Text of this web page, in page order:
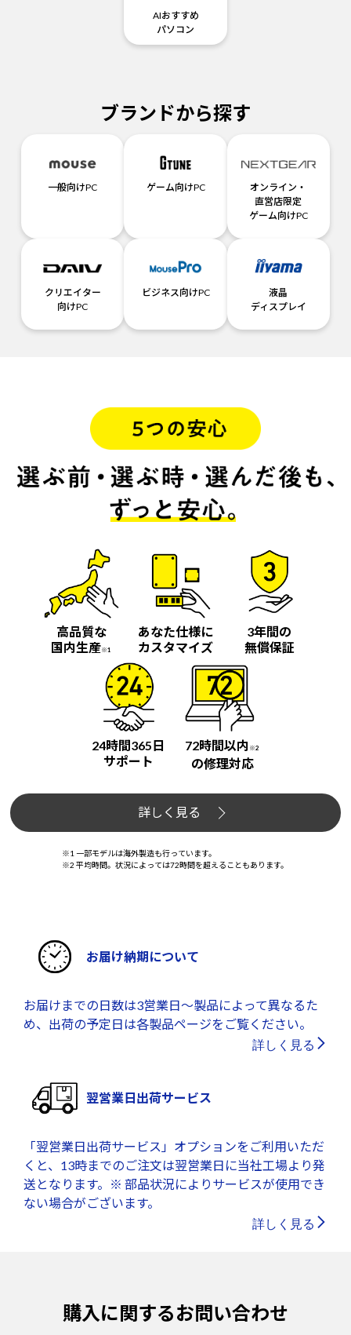
AIおすすめ
パソコン
ブランドから探す
一般向けPC ゲーム向けPC
オンライン・
直営店限定
ゲーム向けPC
クリエイター
向けPC
ビジネス向けPC
液晶
ディスプレイ
高品質な
国内生産※1
あなた仕様に
カスタマイズ
3年間の
無償保証
24時間365日
サポート
72時間以内 ※2
の修理対応
詳しく見る
※1 一部モデルは海外製造も行っています。
※2 平均時間。状況によっては72時間を超えることもあります。
お届け納期について
お届けまでの日数は3営業日～製品によって異なるた
め、出荷の予定日は各製品ページをご覧ください。
詳しく見る
翌営業日出荷サービス
「翌営業日出荷サービス」オプションをご利用いただ
くと、13時までのご注文は翌営業日に当社工場より発
送となります。※ 部品状況によりサービスが使用でき
ない場合がございます。
詳しく見る
購入に関するお問い合わせ